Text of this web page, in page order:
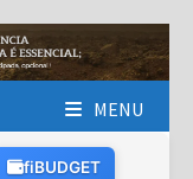
MENU
fiBUDGET